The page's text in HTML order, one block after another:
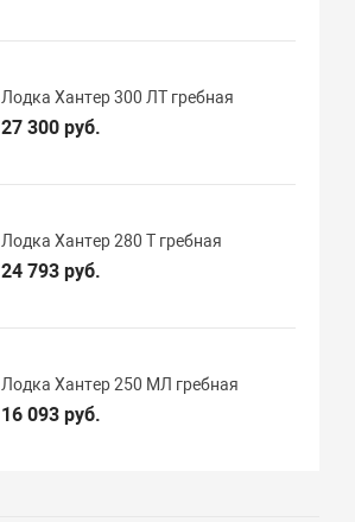
Лодка Хантер 300 ЛТ гребная
27 300 руб.
Лодка Хантер 280 Т гребная
24 793 руб.
Лодка Хантер 250 МЛ гребная
16 093 руб.